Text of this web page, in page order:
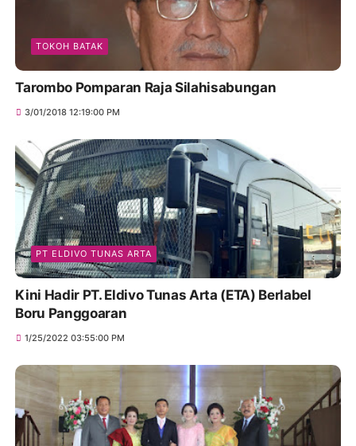
TOKOH BATAK
Tarombo Pomparan Raja Silahisabungan
3/01/2018 12:19:00 PM
PT ELDIVO TUNAS ARTA
Kini Hadir PT. Eldivo Tunas Arta (ETA) Berlabel
Boru Panggoaran
1/25/2022 03:55:00 PM